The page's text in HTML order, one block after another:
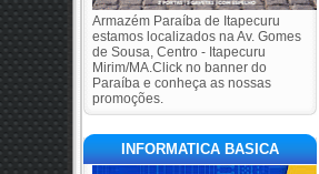
Armazém Paraíba de Itapecuru
estamos localizados na Av. Gomes
de Sousa, Centro - Itapecuru
Mirim/MA.Click no banner do
Paraíba e conheça as nossas
promoções.
INFORMATICA BASICA